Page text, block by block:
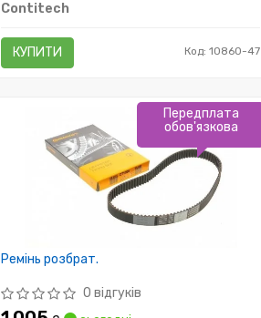
Contitech
КУПИТИ Код: 10860-47
Ремінь розбрат.
0 відгуків
Передплата
обов'язкова